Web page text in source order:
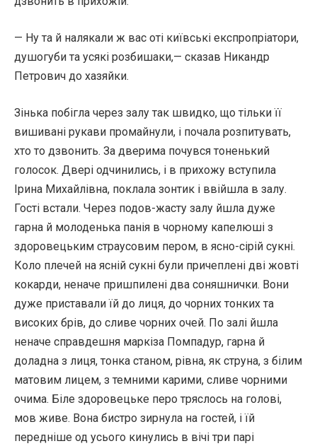
— Ну та й налякали ж вас оті київські експропріатори,
душогуби та усякі розбишаки,— сказав Никандр
Петрович до хазяйки.
Зінька побігла через залу так швидко, що тільки її
вишивані рукави промайнули, і почала розпитувать,
хто то дзвонить. За дверима почувся тоненький
голосок. Двері одчинились, і в прихожу вступила
Ірина Михайлівна, поклала зонтик і ввійшла в залу.
Гості встали. Через подов-жасту залу йшла дуже
гарна й молоденька панія в чорному капелюші з
здоровецьким страусовим пером, в ясно-сірій сукні.
Коло плечей на ясній сукні були причеплені дві жовті
кокарди, неначе пришпилені два соняшнички. Вони
дуже приставали їй до лиця, до чорних тонких та
високих брів, до сливе чорних очей. По залі йшла
неначе справдешня маркіза Помпадур, гарна й
доладна з лиця, тонка станом, рівна, як струна, з білим
матовим лицем, з темними карими, сливе чорними
очима. Біле здоровецьке перо тряслось на голові,
мов живе. Вона бистро зирнула на гостей, і їй
передніше од усього кинулись в вічі три парі